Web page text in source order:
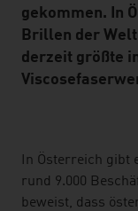
gekommen. In
Brillen der
derzeit größte
listen
In Österreich gibt
rund 9.000
beweist, dass